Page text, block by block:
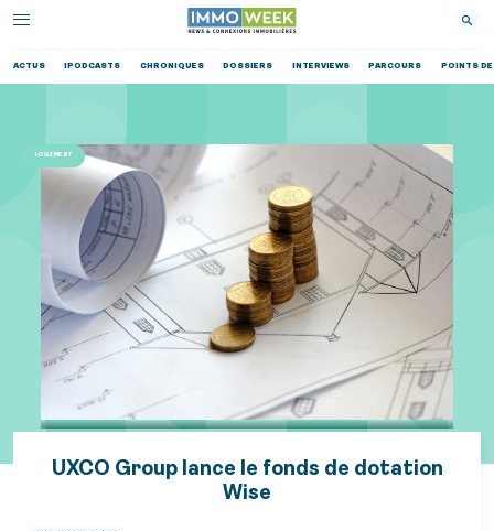
ACTUS IPODCASTS CHRONIQUES DOSSIERS INTERVIEWS PARCOURS POINTS DE
LOGEMENT
UXCO Group lance le fonds de dotation
Wise